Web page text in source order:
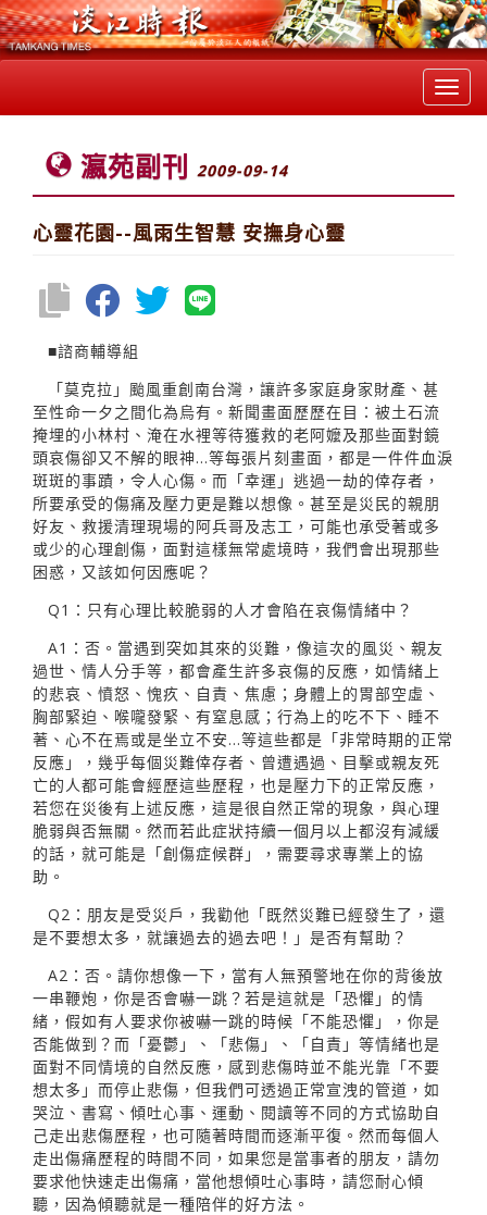
瀛苑副刊 2009-09-14
心靈花園--風雨生智慧 安撫身心靈
■諮商輔導組
「莫克拉」颱風重創南台灣，讓許多家庭身家財產、甚
至性命一夕之間化為烏有。新聞畫面歷歷在目：被土石流
掩埋的小林村、淹在水裡等待獲救的老阿嬤及那些面對鏡
頭哀傷卻又不解的眼神…等每張片刻畫面，都是一件件血淚
斑斑的事蹟，令人心傷。而「幸運」逃過一劫的倖存者，
所要承受的傷痛及壓力更是難以想像。甚至是災民的親朋
好友、救援清理現場的阿兵哥及志工，可能也承受著或多
或少的心理創傷，面對這樣無常處境時，我們會出現那些
困惑，又該如何因應呢？
Q1：只有心理比較脆弱的人才會陷在哀傷情緒中？
A1：否。當遇到突如其來的災難，像這次的風災、親友
過世、情人分手等，都會產生許多哀傷的反應，如情緒上
的悲哀、憤怒、愧疚、自責、焦慮；身體上的胃部空虛、
胸部緊迫、喉嚨發緊、有窒息感；行為上的吃不下、睡不
著、心不在焉或是坐立不安…等這些都是「非常時期的正常
反應」，幾乎每個災難倖存者、曾遭遇過、目擊或親友死
亡的人都可能會經歷這些歷程，也是壓力下的正常反應，
若您在災後有上述反應，這是很自然正常的現象，與心理
脆弱與否無關。然而若此症狀持續一個月以上都沒有減緩
的話，就可能是「創傷症候群」，需要尋求專業上的協
助。
Q2：朋友是受災戶，我勸他「既然災難已經發生了，還
是不要想太多，就讓過去的過去吧！」是否有幫助？
A2：否。請你想像一下，當有人無預警地在你的背後放
一串鞭炮，你是否會嚇一跳？若是這就是「恐懼」的情
緒，假如有人要求你被嚇一跳的時候「不能恐懼」，你是
否能做到？而「憂鬱」、「悲傷」、「自責」等情緒也是
面對不同情境的自然反應，感到悲傷時並不能光靠「不要
想太多」而停止悲傷，但我們可透過正常宣洩的管道，如
哭泣、書寫、傾吐心事、運動、閱讀等不同的方式協助自
己走出悲傷歷程，也可隨著時間而逐漸平復。然而每個人
走出傷痛歷程的時間不同，如果您是當事者的朋友，請勿
要求他快速走出傷痛，當他想傾吐心事時，請您耐心傾
聽，因為傾聽就是一種陪伴的好方法。